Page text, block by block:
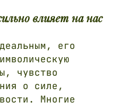
влияет на нас
его
чувство
о силе,
Многие